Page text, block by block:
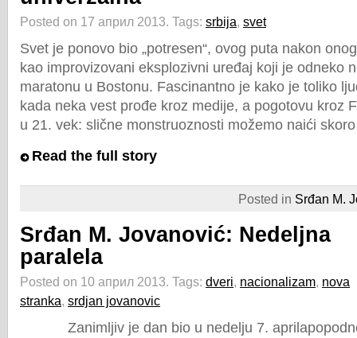
Posted on 17 април 2013. Tags: srbija, svet
Svet je ponovo bio „potresen“, ovog puta nakon
kao improvizovani eksplozivni uređaj koji je odneko
maratonu u Bostonu. Fascinantno je kako je toliko
kada neka vest prođe kroz medije, a pogotovu kroz
u 21. vek: slične monstruoznosti možemo naići
Read the full story
Posted in Srđan M.
Srđan M. Jovanović: Nedeljna
paralela
Posted on 10 април 2013. Tags: dveri, nacionalizam, nova
stranka, srdjan jovanovic
Zanimljiv je dan bio u nedelju 7.